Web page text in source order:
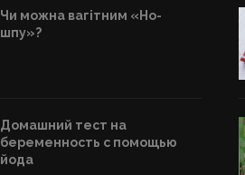
Чи можна вагітним «Но-
шпу»?
Домашний тест на
беременность с помощью
йода